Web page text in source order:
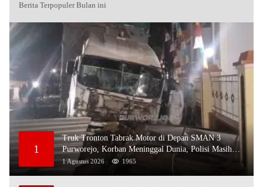
Berita Terpopuler Bulan ini
1
Truk Tronton Tabrak Motor di Depan SMAN 3
Purworejo, Korban Meninggal Dunia, Polisi Masih
Selidiki Penyebab
1 Agustus 2026 1965